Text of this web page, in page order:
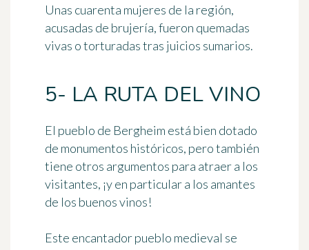
Unas cuarenta mujeres de la región,
acusadas de brujería, fueron quemadas
vivas o torturadas tras juicios sumarios.
5- LA RUTA DEL VINO
El pueblo de Bergheim está bien dotado
de monumentos históricos, pero también
tiene otros argumentos para atraer a los
visitantes, ¡y en particular a los amantes
de los buenos vinos!
Este encantador pueblo medieval se